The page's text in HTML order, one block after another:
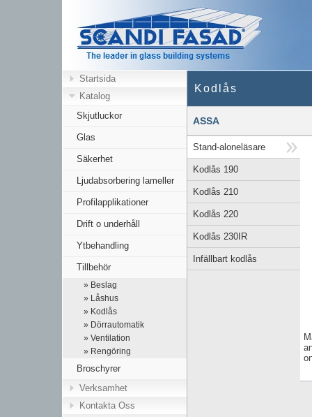
Startsida
Katalog
Skjutluckor
Glas
Säkerhet
Ljudabsorbering lameller
Profilapplikationer
Drift o underhåll
Ytbehandling
Tillbehör
» Beslag
» Låshus
» Kodlås
» Dörrautomatik
» Ventilation
» Rengöring
Broschyrer
Verksamhet
Kontakta Oss
Kodlås
ASSA
Stand-aloneläsare
Kodlås 190
Kodlås 210
Kodlås 220
Kodlås 230IR
Infällbart kodlås